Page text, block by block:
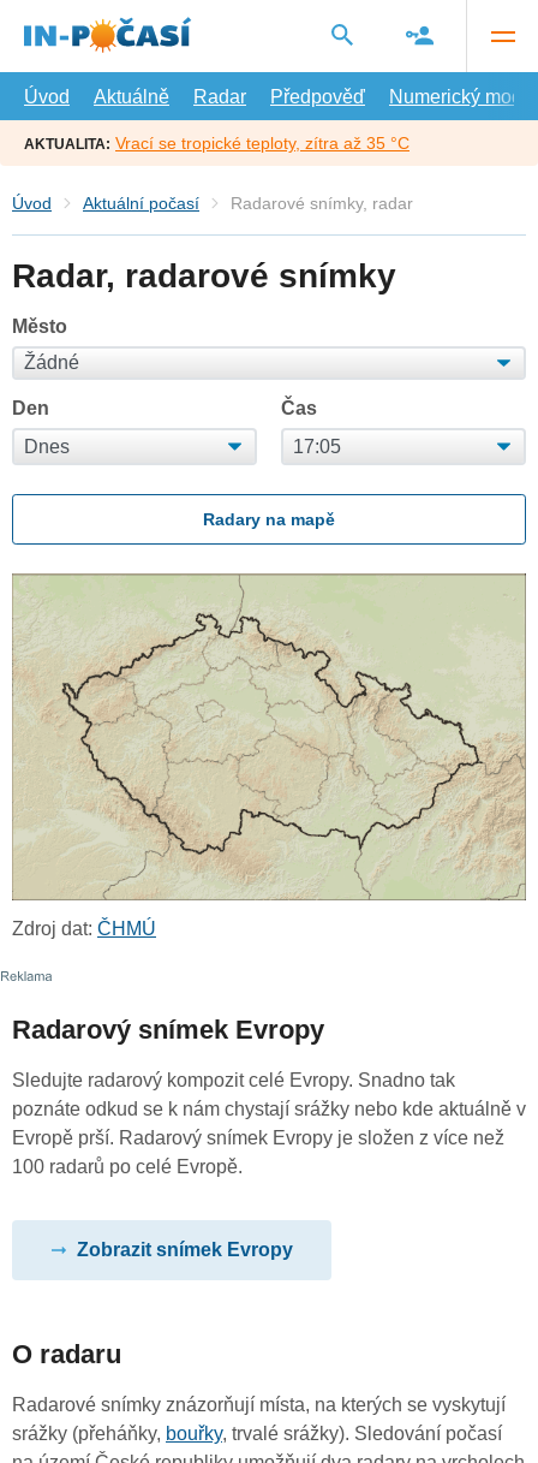
hlavní
Úvod
Aktuálně Radar Předpověď Numerický model
AKTUALITA: Vrací se tropické teploty, zítra až 35 °C
Úvod Aktuální počasí Radarové snímky, radar
Radar, radarové snímky
Město
Den Čas
Radary na mapě
Zdroj dat: ČHMÚ
Radarový snímek Evropy
Sledujte radarový kompozit celé Evropy. Snadno tak
poznáte odkud se k nám chystají srážky nebo kde aktuálně v
Evropě prší. Radarový snímek Evropy je složen z více než
100 radarů po celé Evropě.
Zobrazit snímek Evropy
O radaru
Radarové snímky znázorňují místa, na kterých se vyskytují
srážky (přeháňky, bouřky, trvalé srážky). Sledování počasí